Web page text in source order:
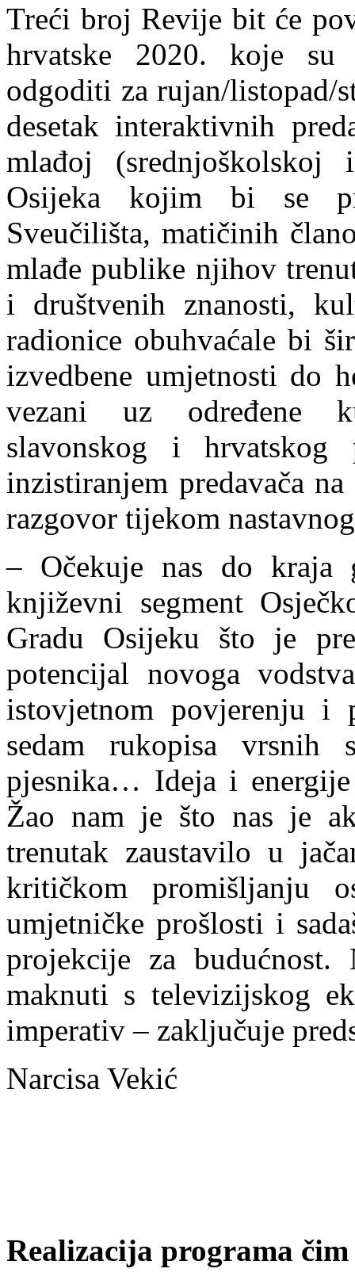
Treći broj Revije bit će
hrvatske 2020. koje su
odgoditi za rujan/listopad/
desetak interaktivnih
mlađoj (srednjoškolskoj
Osijeka kojim bi se
Sveučilišta, matičinih
mlađe publike njihov
i društvenih znanosti,
radionice obuhvaćale bi
izvedbene umjetnosti do
vezani uz određene
slavonskog i
inzistiranjem predavača
razgovor tijekom
– Očekuje nas do kraja
književni segment
Gradu Osijeku što je
potencijal novoga
istovjetnom povjerenju i
sedam rukopisa vrsnih
pjesnika… Ideja i
Žao nam je što nas je
trenutak zaustavilo u
kritičkom promišljanju
umjetničke prošlosti i
projekcije za
maknuti s televizijskog
imperativ – zaključuje
Narcisa Vekić
Realizacija programa